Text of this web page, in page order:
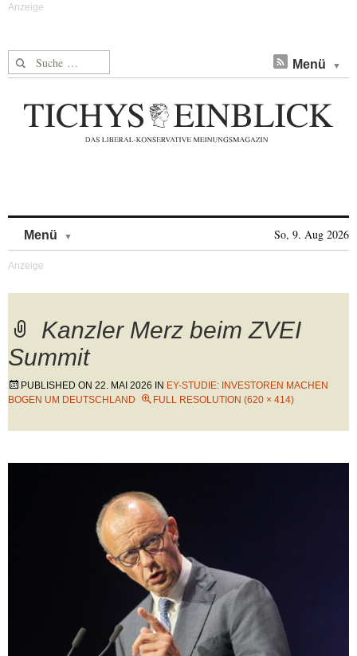
Suche nach: Menü
Menü So, 9. Aug 2026
Kanzler Merz beim ZVEI
Summit
PUBLISHED ON 22. MAI 2026 IN EY-STUDIE: INVESTOREN MACHEN
BOGEN UM DEUTSCHLAND
FULL RESOLUTION (620 × 414)